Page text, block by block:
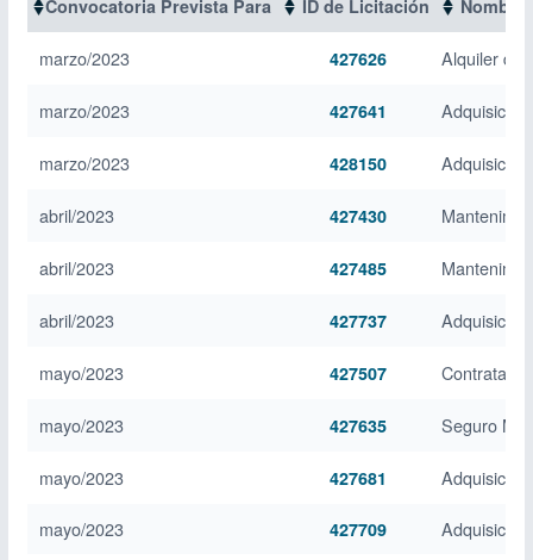
Convocatoria Prevista Para ID de Licitación Nombre
marzo/2023 427626 Alquiler de
marzo/2023 427641
marzo/2023 428150
abril/2023 427430
abril/2023 427485
abril/2023 427737
mayo/2023 427507
mayo/2023 427635 Seguro
mayo/2023 427681
mayo/2023 427709